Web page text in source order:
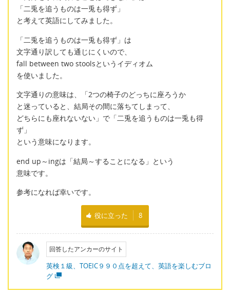
「二兎を追うものは一兎も得ず」
と考えて英語にしてみました。
「二兎を追うものは一兎も得ず」は
文字通り訳しても通じにくいので、
fall between two stoolsというイディオム
を使いました。
文字通りの意味は、「2つの椅子のどっちに座ろうか
と迷っていると、結局その間に落ちてしまって、
どちらにも座れないない」で「二兎を追うものは一兎も得
ず」
という意味になります。
end up～ingは「結局～することになる」という
意味です。
参考になれば幸いです。
役に立った 8
回答したアンカーのサイト
英検１級、TOEIC９９０点を超えて、英語を楽しむブロ
グ